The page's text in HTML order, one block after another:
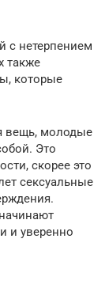
с нетерпением
также
которые
вещь, молодые
Это
скорее это
сексуальные
и уверенно